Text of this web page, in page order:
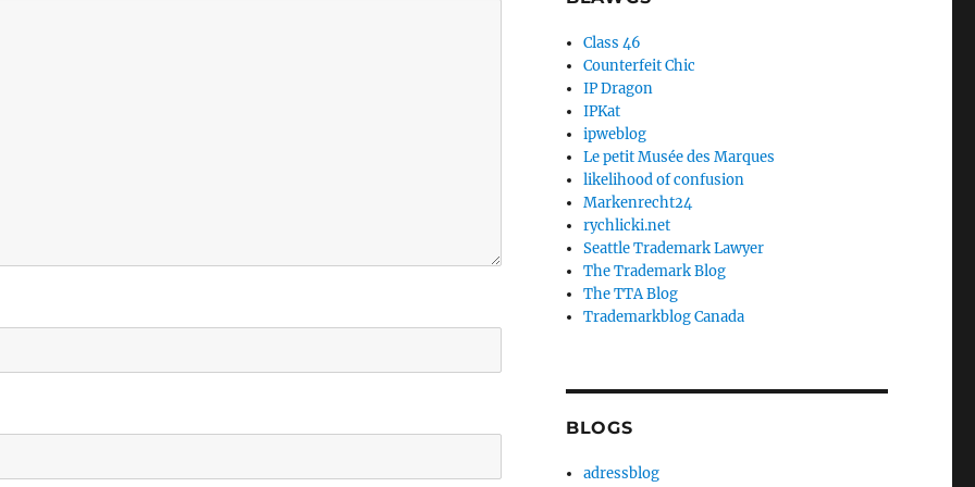
Class 46
Counterfeit Chic
IP Dragon
IPKat
ipweblog
Le petit Musée des Marques
likelihood of confusion
Markenrecht24
rychlicki.net
Seattle Trademark Lawyer
The Trademark Blog
The TTA Blog
Trademarkblog Canada
BLOGS
adressblog